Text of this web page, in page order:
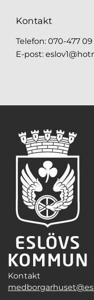
Kontakt
Telefon: 070-477 09
E-post:
Kontakt